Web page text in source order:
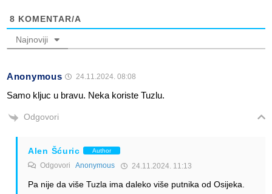
8 KOMENTAR/A
Najnoviji
Anonymous 24.11.2024. 08:08
Samo kljuc u bravu. Neka koriste Tuzlu.
Odgovori
Alen Šćuric Author
Odgovori Anonymous 24.11.2024. 11:13
Pa nije da više Tuzla ima daleko više putnika od Osijeka.